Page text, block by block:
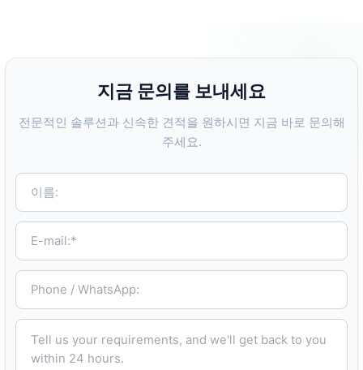
지금 문의를 보내세요
전문적인 솔루션과 신속한 견적을 원하시면 지금 바로 문의해
주세요.
이름:
E-mail:*
Phone / WhatsApp:
Tell us your requirements, and we'll get back to you within 24 hours.